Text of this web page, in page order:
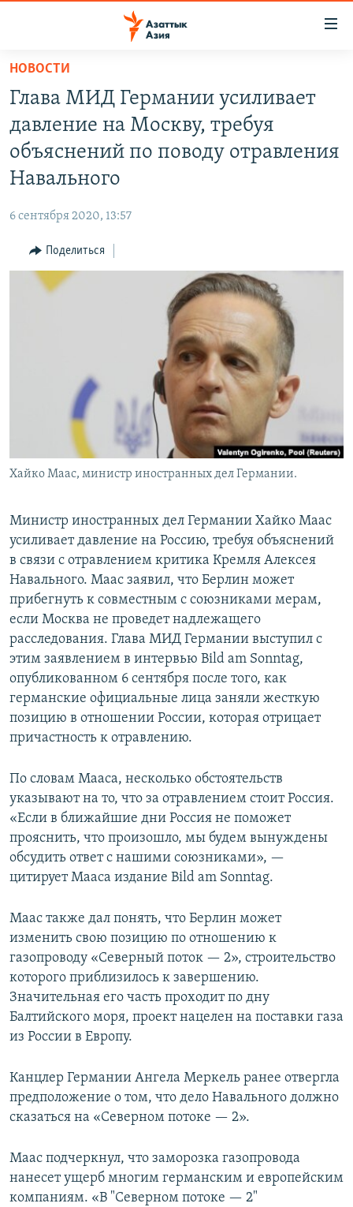
Вернуться
основному
содержанию
Вернутся
главной
Вернутся
поиску
КЫРГЫЗСТАН
ВОЙНА В УКРАИНЕ
НА ДРУГИХ ЯЗЫКАХ
КЫРГЫЗЧА
ЎЗБЕКЧА
ТОҶИКӢ
ПОДПИШИТЕСЬ НА НАС В СОЦСЕТЯХ
Все сайты РСЕ/РС
НОВОСТИ
Глава МИД Германии усиливает
давление на Москву, требуя
объяснений по поводу отравления
Навального
6 сентября 2020, 13:57
Поделиться
Хайко Маас, министр иностранных дел Германии.
Министр иностранных дел Германии Хайко Маас
усиливает давление на Россию, требуя объяснений
в связи с отравлением критика Кремля Алексея
Навального. Маас заявил, что Берлин может
прибегнуть к совместным с союзниками мерам,
если Москва не проведет надлежащего
расследования. Глава МИД Германии выступил с
этим заявлением в интервью Bild am Sonntag,
опубликованном 6 сентября после того, как
германские официальные лица заняли жесткую
позицию в отношении России, которая отрицает
причастность к отравлению.
По словам Мааса, несколько обстоятельств
указывают на то, что за отравлением стоит Россия.
«Если в ближайшие дни Россия не поможет
прояснить, что произошло, мы будем вынуждены
обсудить ответ с нашими союзниками», —
цитирует Мааса издание Bild am Sonntag.
Маас также дал понять, что Берлин может
изменить свою позицию по отношению к
газопроводу «Северный поток — 2», строительство
которого приблизилось к завершению.
Значительная его часть проходит по дну
Балтийского моря, проект нацелен на поставки газа
из России в Европу.
Канцлер Германии Ангела Меркель ранее отвергла
предположение о том, что дело Навального должно
сказаться на «Северном потоке — 2».
Маас подчеркнул, что заморозка газопровода
нанесет ущерб многим германским и европейским
компаниям. «В "Северном потоке — 2"